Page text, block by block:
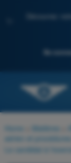
Découvrez
Se
Home Matières
aérien et